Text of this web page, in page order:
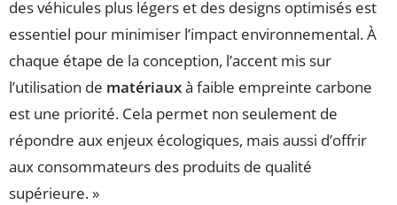
des véhicules plus légers et des designs optimisés est
essentiel pour minimiser l’impact environnemental. À
chaque étape de la conception, l’accent mis sur
l’utilisation de matériauxà faible empreinte carbone
est une priorité. Cela permet non seulement de
répondre aux enjeux écologiques, mais aussi d’offrir
aux consommateurs des produits de qualité
supérieure. »